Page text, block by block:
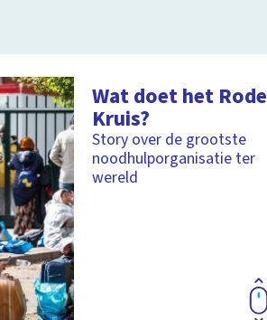
Wat doet het Rode
Kruis?
Story over de grootste
noodhulporganisatie ter
wereld